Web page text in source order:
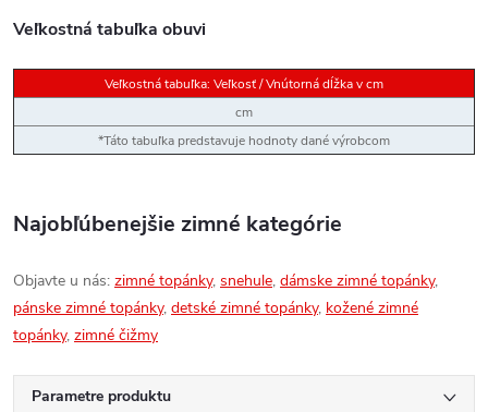
Veľkostná tabuľka obuvi
Veľkostná tabuľka: Veľkosť / Vnútorná dĺžka v cm
cm
*Táto tabuľka predstavuje hodnoty dané výrobcom
Najobľúbenejšie zimné kategórie
Objavte u nás: zimné topánky, snehule, dámske zimné topánky,
pánske zimné topánky, detské zimné topánky, kožené zimné
topánky, zimné čižmy
Parametre produktu